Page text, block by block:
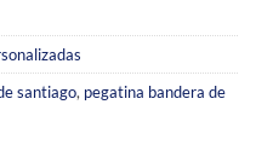
santiago, pegatina bandera de